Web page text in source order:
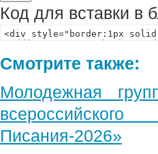
Код для вставки в
Смотрите также:
Молодежная
Писания-2026»